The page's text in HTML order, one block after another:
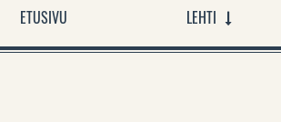
ETUSIVU LEHTI